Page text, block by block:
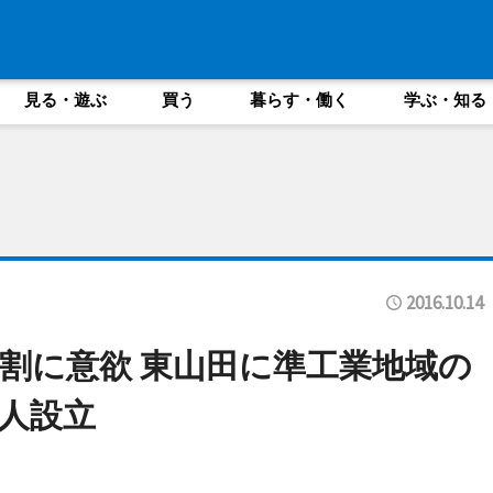
見る・遊ぶ 買う 暮らす・働く 学ぶ・知る
2016.10.14
に意欲 東山田に準工業地域の
設立